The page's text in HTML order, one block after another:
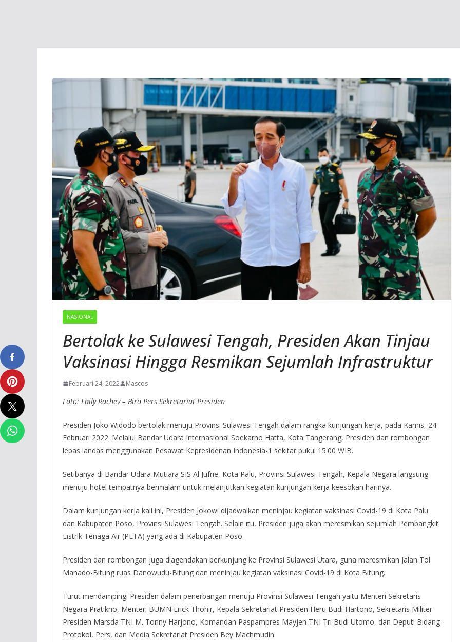
NASIONAL
Bertolak ke Sulawesi Tengah, Presiden Akan Tinjau
Vaksinasi Hingga Resmikan Sejumlah Infrastruktur
Februari 24, 2022 Mascos
Foto: Laily Rachev – Biro Pers Sekretariat Presiden
Presiden Joko Widodo bertolak menuju Provinsi Sulawesi Tengah dalam rangka kunjungan kerja, pada Kamis, 24
Februari 2022. Melalui Bandar Udara Internasional Soekarno Hatta, Kota Tangerang, Presiden dan rombongan
lepas landas menggunakan Pesawat Kepresidenan Indonesia-1 sekitar pukul 15.00 WIB.
Setibanya di Bandar Udara Mutiara SIS Al Jufrie, Kota Palu, Provinsi Sulawesi Tengah, Kepala Negara langsung
menuju hotel tempatnya bermalam untuk melanjutkan kegiatan kunjungan kerja keesokan harinya.
Dalam kunjungan kerja kali ini, Presiden Jokowi dijadwalkan meninjau kegiatan vaksinasi Covid-19 di Kota Palu
dan Kabupaten Poso, Provinsi Sulawesi Tengah. Selain itu, Presiden juga akan meresmikan sejumlah Pembangkit
Listrik Tenaga Air (PLTA) yang ada di Kabupaten Poso.
Presiden dan rombongan juga diagendakan berkunjung ke Provinsi Sulawesi Utara, guna meresmikan Jalan Tol
Manado-Bitung ruas Danowudu-Bitung dan meninjau kegiatan vaksinasi Covid-19 di Kota Bitung.
Turut mendampingi Presiden dalam penerbangan menuju Provinsi Sulawesi Tengah yaitu Menteri Sekretaris
Negara Pratikno, Menteri BUMN Erick Thohir, Kepala Sekretariat Presiden Heru Budi Hartono, Sekretaris Militer
Presiden Marsda TNI M. Tonny Harjono, Komandan Paspampres Mayjen TNI Tri Budi Utomo, dan Deputi Bidang
Protokol, Pers, dan Media Sekretariat Presiden Bey Machmudin.